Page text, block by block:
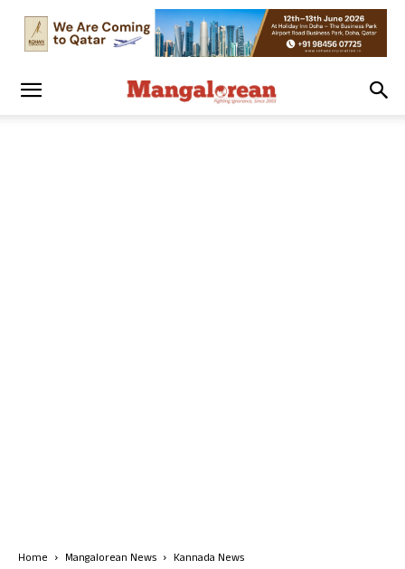
Home Mangalorean News Kannada News